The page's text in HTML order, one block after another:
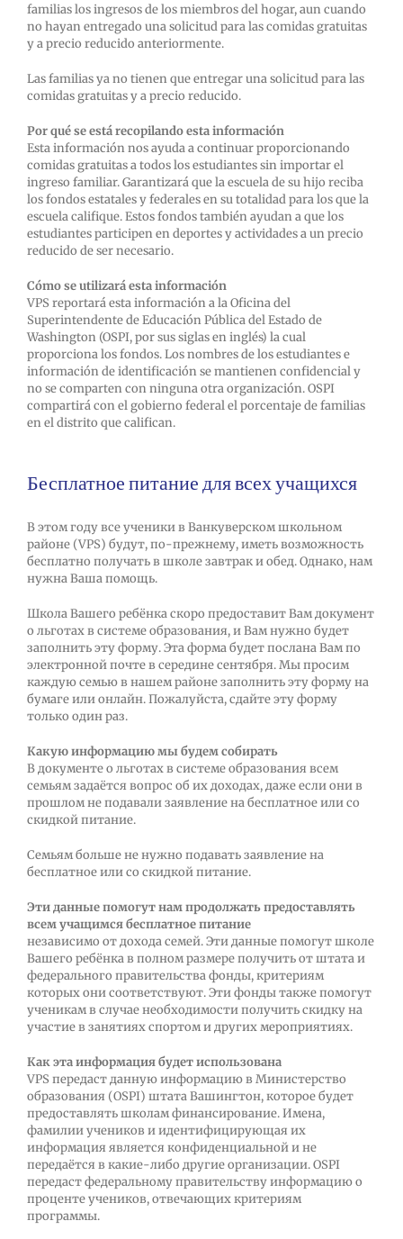
familias los ingresos de los miembros del hogar, aun cuando
no hayan entregado una solicitud para las comidas gratuitas
y a precio reducido anteriormente.
Las familias ya no tienen que entregar una solicitud para las
comidas gratuitas y a precio reducido.
Por qué se está recopilando esta información
Esta información nos ayuda a continuar proporcionando
comidas gratuitas a todos los estudiantes sin importar el
ingreso familiar. Garantizará que la escuela de su hijo reciba
los fondos estatales y federales en su totalidad para los que la
escuela califique. Estos fondos también ayudan a que los
estudiantes participen en deportes y actividades a un precio
reducido de ser necesario.
Cómo se utilizará esta información
VPS reportará esta información a la Oficina del
Superintendente de Educación Pública del Estado de
Washington (OSPI, por sus siglas en inglés) la cual
proporciona los fondos. Los nombres de los estudiantes e
información de identificación se mantienen confidencial y
no se comparten con ninguna otra organización. OSPI
compartirá con el gobierno federal el porcentaje de familias
en el distrito que califican.
Бесплатное питание для всех учащихся
В этом году все ученики в Ванкуверском школьном
районе (VPS) будут, по-прежнему, иметь возможность
бесплатно получать в школе завтрак и обед. Однако, нам
нужна Ваша помощь.
Школа Вашего ребёнка скоро предоставит Вам документ
о льготах в системе образования, и Вам нужно будет
заполнить эту форму. Эта форма будет послана Вам по
электронной почте в середине сентября. Мы просим
каждую семью в нашем районе заполнить эту форму на
бумаге или онлайн. Пожалуйста, сдайте эту форму
только один раз.
Какую информацию мы будем собирать
В документе о льготах в системе образования всем
семьям задаётся вопрос об их доходах, даже если они в
прошлом не подавали заявление на бесплатное или со
скидкой питание.
Семьям больше не нужно подавать заявление на
бесплатное или со скидкой питание.
Эти данные помогут нам продолжать предоставлять
всем учащимся бесплатное питание
независимо от дохода семей. Эти данные помогут школе
Вашего ребёнка в полном размере получить от штата и
федерального правительства фонды, критериям
которых они соответствуют. Эти фонды также помогут
ученикам в случае необходимости получить скидку на
участие в занятиях спортом и других мероприятиях.
Как эта информация будет использована
VPS передаст данную информацию в Министерство
образования (OSPI) штата Вашингтон, которое будет
предоставлять школам финансирование. Имена,
фамилии учеников и идентифицирующая их
информация является конфиденциальной и не
передаётся в какие-либо другие организации. OSPI
передаст федеральному правительству информацию о
проценте учеников, отвечающих критериям
программы.